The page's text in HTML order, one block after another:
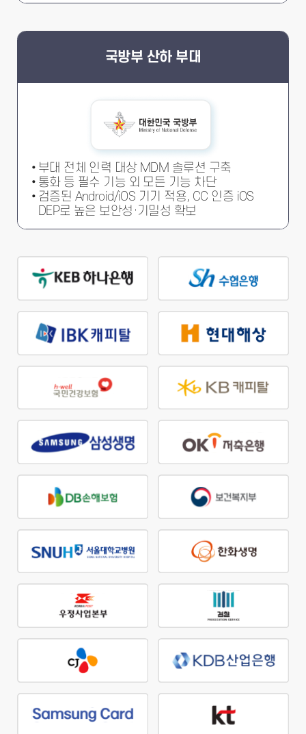
국방부 산하 부대
부대 전체 인력 대상 MDM 솔루션 구축
통화 등 필수 기능 외 모든 기능 차단
검증된 Android/iOS 기기 적용, CC 인증 iOS
DEP로 높은 보안성·기밀성 확보